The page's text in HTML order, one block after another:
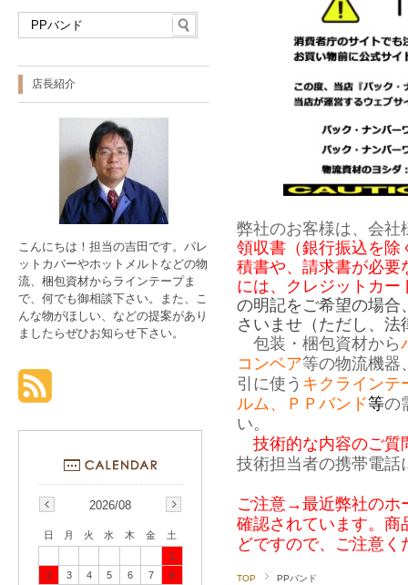
弊社のお客様は、会社
領収書（銀行振込を除
積書や、請求書が必要
には、クレジットカ
の明記をご希望の場合
さいませ（ただし、
包装・梱包資材から
コンベア等の物流機器
引に使う キクラインテ
ルム、ＰＰバンド等の
い。
技術的な内容のご質
技術担当者の携帯電話
ご注意→最近弊社のホ
確認されています。商
どですので、ご注意
TOP PPバンド
店長紹介
こんにちは！担当の吉田です。パレ
ットカバーやホットメルトなどの物
流、梱包資材からラインテープま
で、何でも御相談下さい。また、こ
んな物がほしい、などの提案があり
ましたらぜひお知らせ下さい。
2026/08
日 月 火 水 木 金
土
1
2
3 4 5 6 7
8